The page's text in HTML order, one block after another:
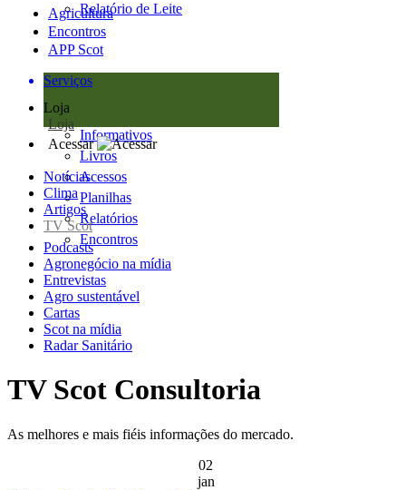
Relatório de Leite
Agricultura
Encontros
APP Scot
Serviços
Loja
Loja
Informativos
Livros
Acessos
Planilhas
Relatórios
Encontros
Acessar
Notícias
Clima
Artigos
TV Scot
Podcasts
Agronegócio na mídia
Entrevistas
Agro sustentável
Cartas
Scot na mídia
Radar Sanitário
TV Scot Consultoria
As melhores e mais fiéis informações do mercado.
02
jan